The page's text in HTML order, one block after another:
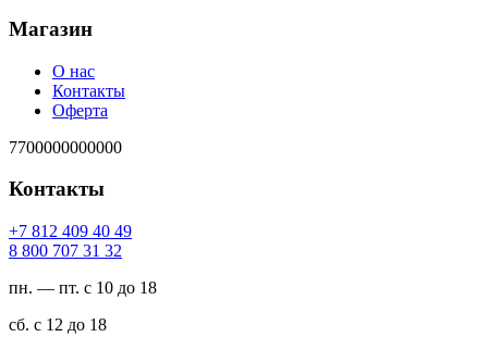
Магазин
О нас
Контакты
Оферта
7700000000000
Контакты
94 04 904 218 7+
23 13 707 008 8
пн. — пт. с 10 до 18
сб. с 12 до 18